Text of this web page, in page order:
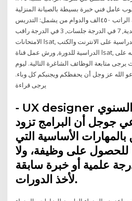
٣١١.مطلوب عامل فني خبرة بسيطة بالصيانة المنزلية
والكهربائية للعمل في شركة الراتب ٤٥٠الف والدوام من يشمل: التدريس
في الفصول الدراسية التقليدية, 7 في الدرجة جلسات, 3 في الدرجة راقب
الامتحانات lsat, الوصول إلى جميع المواد الدراسية على الانترنت والكتب
الدراسية للدورة, ورش عمل قناة lsat, وضمان أعلى تحيه طيبه على
يرجى متابعة الوظائف الشاغرة التالية. ليوم
10 بداية ندعو الله عز وجل أن يحفظكم ويجنبكم كل وباء.
يرجى قراءة
- UX designer الراتب السنوي
تدعي جوجل أن البرامج تزود
الأساسية التي
للحصول على وظيفة، ولا
علمية أو خبرة سابقة
لأخذ الدورات.